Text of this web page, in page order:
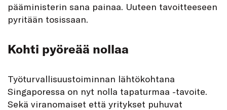
pääministerin sana painaa. Uuteen tavoitteeseen
pyritään tosissaan.
Kohti pyöreää nollaa
Työturvallisuustoiminnan lähtökohtana
Singaporessa on nyt nolla tapaturmaa -tavoite.
Sekä viranomaiset että yritykset puhuvat